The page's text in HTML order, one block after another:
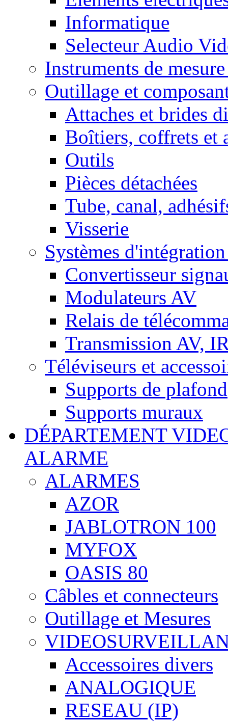
Informatique
Selecteur Audio
Instruments de
Outillage et
Attaches et brides
Boîtiers, coffrets et
Outils
Pièces détachées
Tube, canal,
Visserie
Systèmes
Convertisseur
Modulateurs AV
Relais de
Transmission AV,
Téléviseurs et
Supports de plafond
Supports muraux
DÉPARTEMENT
ALARME
ALARMES
AZOR
JABLOTRON 100
MYFOX
OASIS 80
Câbles et connecteurs
Outillage et Mesures
Accessoires divers
ANALOGIQUE
RESEAU (IP)